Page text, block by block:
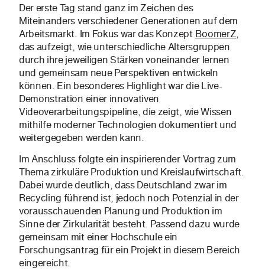
Der erste Tag stand ganz im Zeichen des
Miteinanders verschiedener Generationen auf dem
Arbeitsmarkt. Im Fokus war das Konzept BoomerZ,
das aufzeigt, wie unterschiedliche Altersgruppen
durch ihre jeweiligen Stärken voneinander lernen
und gemeinsam neue Perspektiven entwickeln
können. Ein besonderes Highlight war die Live-
Demonstration einer innovativen
Videoverarbeitungspipeline, die zeigt, wie Wissen
mithilfe moderner Technologien dokumentiert und
weitergegeben werden kann.
Im Anschluss folgte ein inspirierender Vortrag zum
Thema zirkuläre Produktion und Kreislaufwirtschaft.
Dabei wurde deutlich, dass Deutschland zwar im
Recycling führend ist, jedoch noch Potenzial in der
vorausschauenden Planung und Produktion im
Sinne der Zirkularität besteht. Passend dazu wurde
gemeinsam mit einer Hochschule ein
Forschungsantrag für ein Projekt in diesem Bereich
eingereicht.